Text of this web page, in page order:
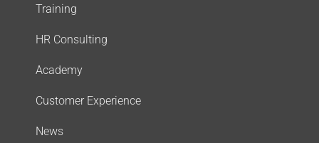
Training
HR Consulting
Academy
Customer Experience
News